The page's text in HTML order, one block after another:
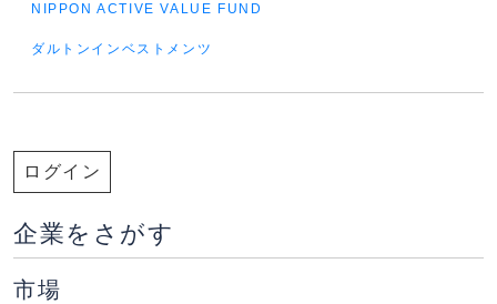
NIPPON ACTIVE VALUE FUND
ダルトンインベストメンツ
ログイン
企業をさがす
市場